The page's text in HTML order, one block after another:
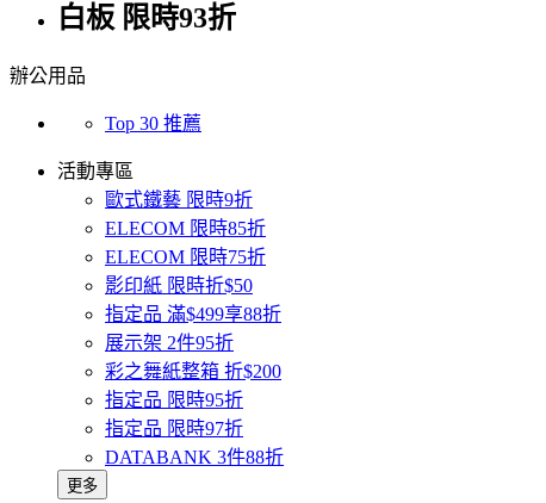
白板 限時93折
辦公用品
Top 30 推薦
活動專區
歐式鐵藝 限時9折
ELECOM 限時85折
ELECOM 限時75折
影印紙 限時折$50
指定品 滿$499享88折
展示架 2件95折
彩之舞紙整箱 折$200
指定品 限時95折
指定品 限時97折
DATABANK 3件88折
更多